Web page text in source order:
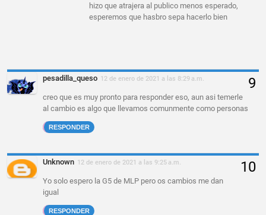
hizo que atrajera al publico menos esperado,
esperemos que hasbro sepa hacerlo bien
pesadilla_queso 12 de enero de 2021 a las 8:29 a.m.
creo que es muy pronto para responder eso, aun asi temerle
al cambio es algo que llevamos comunmente como personas
RESPONDER
Unknown 12 de enero de 2021 a las 9:25 a.m.
Yo solo espero la G5 de MLP pero os cambios me dan
igual
RESPONDER